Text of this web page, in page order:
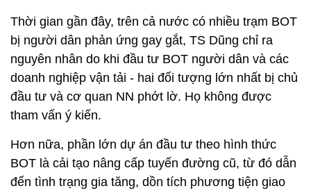
Thời gian gần đây, trên cả nước có nhiều trạm BOT
bị người dân phản ứng gay gắt, TS Dũng chỉ ra
nguyên nhân do khi đầu tư BOT người dân và các
doanh nghiệp vận tải - hai đối tượng lớn nhất bị chủ
đầu tư và cơ quan NN phớt lờ. Họ không được
tham vấn ý kiến.
Hơn nữa, phần lớn dự án đầu tư theo hình thức
BOT là cải tạo nâng cấp tuyến đường cũ, từ đó dẫn
đến tình trạng gia tăng, dồn tích phương tiện giao